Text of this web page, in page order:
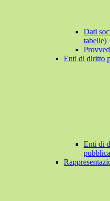
Dati
tabelle)
Enti di diritto
Enti di